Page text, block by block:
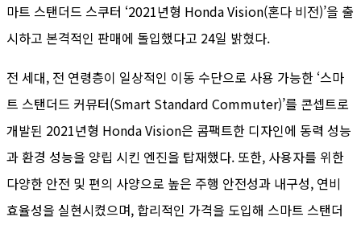
마트 스탠더드 스쿠터 ‘2021년형 Honda Vision(혼다 비전)’을 출
시하고 본격적인 판매에 돌입했다고 24일 밝혔다.
전 세대, 전 연령층이 일상적인 이동 수단으로 사용 가능한 ‘스마
트 스탠더드 커뮤터(Smart Standard Commuter)’를 콘셉트로
개발된 2021년형 Honda Vision은 콤팩트한 디자인에 동력 성능
과 환경 성능을 양립 시킨 엔진을 탑재했다. 또한, 사용자를 위한
다양한 안전 및 편의 사양으로 높은 주행 안전성과 내구성, 연비
효율성을 실현시켰으며, 합리적인 가격을 도입해 스마트 스탠더